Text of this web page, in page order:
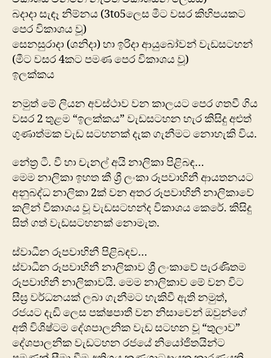
බදාදා සැඳෑ නිම්නය (3to5ලෙස මීට වසර කිහිපයකට
පෙර විකාශය වූ)
සෙනසුරාදා (ශනිදා) හා ඉරිදා ආයුබෝවන් වැඩසටහන්
(මීට වසර 4කට පමණ පෙර විකාශය වූ)
ඉලක්කය
නමුත් මේ ලියන අවස්ථාව වන කාලයට පෙර ගතවී ගිය
වසර 2 තුළම “ඉලක්කය” වැඩසටහන හැර කිසිදු අළුත්
ගුණාත්මක වැඩ සටහනක් ‍දැක ගැනීමට නොහැකි විය.
නේත්‍ර ටී. වී හා චැනල් අයි නාලිකා පිළිබඳ…
මෙම නාලිකා ඉහත කී ශ්‍රී ලංකා රූප‍වාහිනී ආයතනයට
අනුබද්ධ නාලිකා 2ක් වන අතර රූපවාහිනී නාලිකාවේ
කලින් විකාශය වූ වැඩසටහන්ද විකාශය කෙරේ. කිසිදු
සිත් ගත් වැඩසටහනක් නොමැත.
ස්වාධීන රූපවාහිනී පිළිබඳව…
ස්වාධීන රූපවාහිනී නාලිකාව ශ්‍රී ලංකාවේ පැරණිතම
රූපවාහිනී නාලිකාවයි. මෙම නාලිකාව මේ වන විට
සීඝ්‍ර වර්ධනයක් ලබා ගැනීමට හැකිවී ඇති නමුත්,
රජයට දැඩි ලෙස පක්ෂපාතී වන නිසාවෙන් ඔවුන්ගේ
අති විශිෂ්ටම දේශපාලනික වැඩ සටහන වූ “තුලාව”
දේශපාලනික වැඩටහන රජයේ නියෝජිතයින්ට